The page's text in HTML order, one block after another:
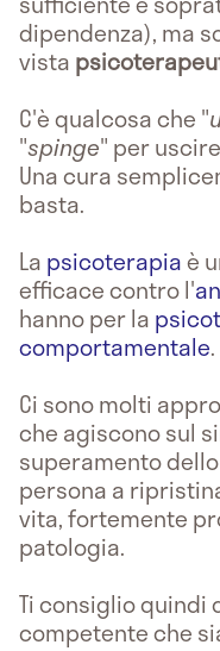
dipendenza), ma
vista
C'è qualcosa che "
"spinge" per
Una cura
basta.
La psicoterapiaè
efficace contro l'
hanno per la
comportamentale.
Ci sono molti
che agiscono sul
superamento
persona a
vita, fortemente
patologia.
Ti consiglio quindi
competente che